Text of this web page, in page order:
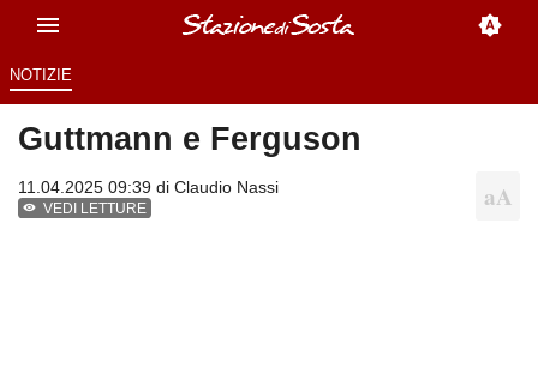
NOTIZIE
Guttmann e Ferguson
11.04.2025 09:39 di Claudio Nassi
VEDI LETTURE